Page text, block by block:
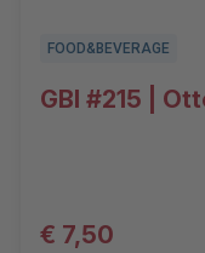
FOOD&BEVERAGE
GBI #215 |
€ 7,50